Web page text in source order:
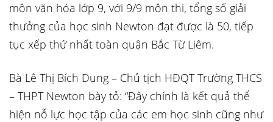
môn văn hóa lớp 9, với 9/9 môn thi, tổng số giải
thưởng của học sinh Newton đạt được là 50, tiếp
tục xếp thứ nhất toàn quận Bắc Từ Liêm.
Bà Lê Thị Bích Dung – Chủ tịch HĐQT Trường THCS
– THPT Newton bày tỏ: “Đây chính là kết quả thể
hiện nỗ lực học tập của các em học sinh cũng như